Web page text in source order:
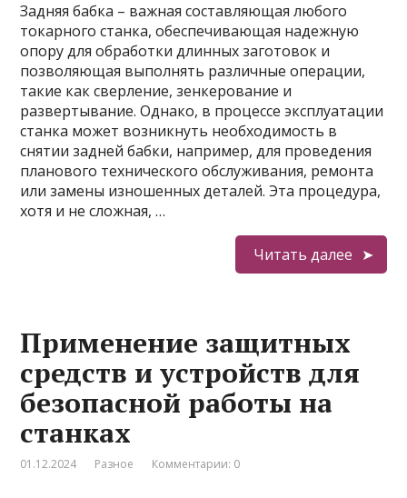
Задняя бабка – важная составляющая любого
токарного станка, обеспечивающая надежную
опору для обработки длинных заготовок и
позволяющая выполнять различные операции,
такие как сверление, зенкерование и
развертывание. Однако, в процессе эксплуатации
станка может возникнуть необходимость в
снятии задней бабки, например, для проведения
планового технического обслуживания, ремонта
или замены изношенных деталей. Эта процедура,
хотя и не сложная, …
Читать далее
Применение защитных
средств и устройств для
безопасной работы на
станках
01.12.2024 Разное Комментарии: 0